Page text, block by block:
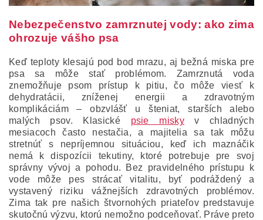
Nebezpečenstvo zamrznutej vody: ako zima
ohrozuje vášho psa
Keď teploty klesajú pod bod mrazu, aj bežná miska pre
psa sa môže stať problémom. Zamrznutá voda
znemožňuje psom prístup k pitiu, čo môže viesť k
dehydratácii, zníženej energii a zdravotným
komplikáciám – obzvlášť u šteniat, starších alebo
malých psov. Klasické psie miskyv chladných
mesiacoch často nestačia, a majitelia sa tak môžu
stretnúť s nepríjemnou situáciou, keď ich maznáčik
nemá k dispozícii tekutiny, ktoré potrebuje pre svoj
správny vývoj a pohodu. Bez pravidelného prístupu k
vode môže pes strácať vitalitu, byť podráždený a
vystavený riziku vážnejších zdravotných problémov.
Zima tak pre našich štvornohých priateľov predstavuje
skutočnú výzvu, ktorú nemožno podceňovať. Práve preto